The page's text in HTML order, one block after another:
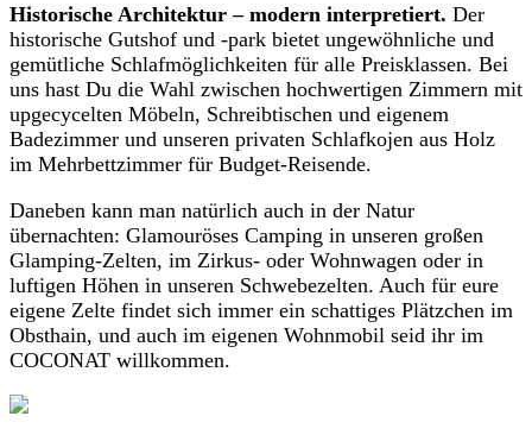
Historische Architektur – modern interpretiert. Der
historische Gutshof und -park bietet ungewöhnliche und
gemütliche Schlafmöglichkeiten für alle Preisklassen. Bei
uns hast Du die Wahl zwischen hochwertigen Zimmern mit
upgecycelten Möbeln, Schreibtischen und eigenem
Badezimmer und unseren privaten Schlafkojen aus Holz
im Mehrbettzimmer für Budget-Reisende.
Daneben kann man natürlich auch in der Natur
übernachten: Glamouröses Camping in unseren großen
Glamping-Zelten, im Zirkus- oder Wohnwagen oder in
luftigen Höhen in unseren Schwebezelten. Auch für eure
eigene Zelte findet sich immer ein schattiges Plätzchen im
Obsthain, und auch im eigenen Wohnmobil seid ihr im
COCONAT willkommen.